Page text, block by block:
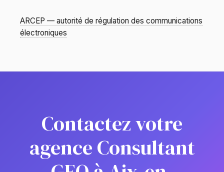
ARCEP — autorité de régulation des communications
électroniques
Contactez votre
agence Consultant